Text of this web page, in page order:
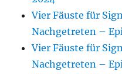
Vier Fäuste für
Nachgetreten –
Vier Fäuste für
Nachgetreten –